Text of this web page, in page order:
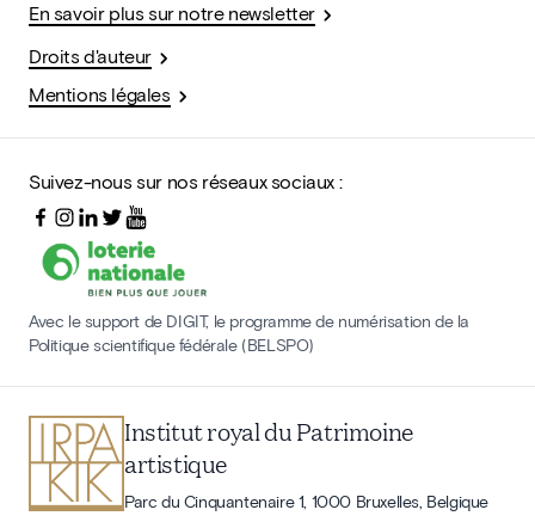
En savoir plus sur notre newsletter
Droits d'auteur
Mentions légales
Suivez-nous sur nos réseaux sociaux :
Avec le support de DIGIT, le programme de numérisation de la
Politique scientifique fédérale (BELSPO)
Institut royal du Patrimoine
artistique
Parc du Cinquantenaire 1, 1000 Bruxelles, Belgique